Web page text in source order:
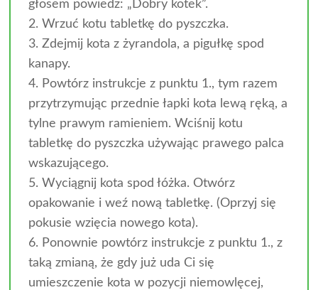
głosem powiedz: „Dobry kotek”.
2. Wrzuć kotu tabletkę do pyszczka.
3. Zdejmij kota z żyrandola, a pigułkę spod
kanapy.
4. Powtórz instrukcje z punktu 1., tym razem
przytrzymując przednie łapki kota lewą ręką, a
tylne prawym ramieniem. Wciśnij kotu
tabletkę do pyszczka używając prawego palca
wskazującego.
5. Wyciągnij kota spod łóżka. Otwórz
opakowanie i weź nową tabletkę. (Oprzyj się
pokusie wzięcia nowego kota).
6. Ponownie powtórz instrukcje z punktu 1., z
taką zmianą, że gdy już uda Ci się
umieszczenie kota w pozycji niemowlęcej,